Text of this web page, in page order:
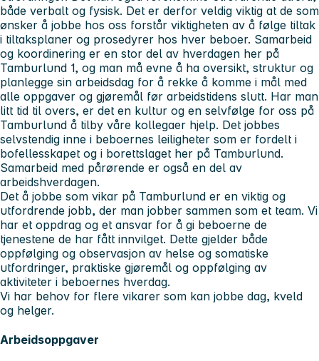
både verbalt og fysisk. Det er derfor veldig viktig at de som
ønsker å jobbe hos oss forstår viktigheten av å følge tiltak
i tiltaksplaner og prosedyrer hos hver beboer. Samarbeid
og koordinering er en stor del av hverdagen her på
Tamburlund 1, og man må evne å ha oversikt, struktur og
planlegge sin arbeidsdag for å rekke å komme i mål med
alle oppgaver og gjøremål før arbeidstidens slutt. Har man
litt tid til overs, er det en kultur og en selvfølge for oss på
Tamburlund å tilby våre kollegaer hjelp. Det jobbes
selvstendig inne i beboernes leiligheter som er fordelt i
bofellesskapet og i borettslaget her på Tamburlund.
Samarbeid med pårørende er også en del av
arbeidshverdagen.
Det å jobbe som vikar på Tamburlund er en viktig og
utfordrende jobb, der man jobber sammen som et team. Vi
har et oppdrag og et ansvar for å gi beboerne de
tjenestene de har fått innvilget. Dette gjelder både
oppfølging og observasjon av helse og somatiske
utfordringer, praktiske gjøremål og oppfølging av
aktiviteter i beboernes hverdag.
Vi har behov for flere vikarer som kan jobbe dag, kveld
og helger.
Arbeidsoppgaver